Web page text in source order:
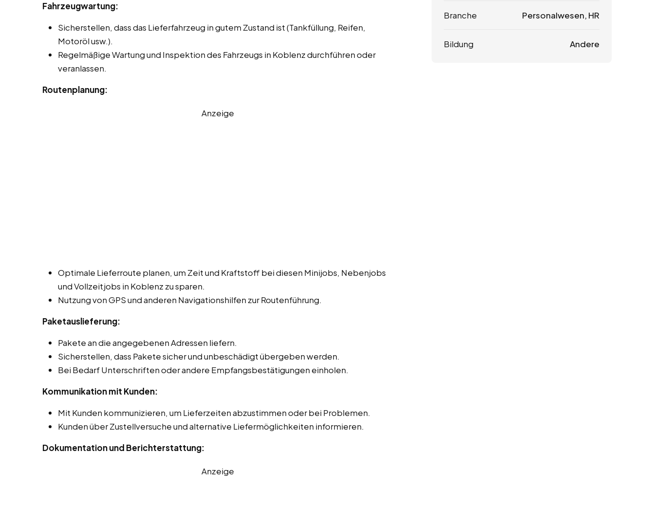
Fahrzeugwartung:
Sicherstellen, dass das Lieferfahrzeug in gutem Zustand ist (Tankfüllung, Reifen,
Motoröl usw.).
Regelmäßige Wartung und Inspektion des Fahrzeugs in Koblenz durchführen oder
veranlassen.
Routenplanung:
Anzeige
Optimale Lieferroute planen, um Zeit und Kraftstoff bei diesen Minijobs, Nebenjobs
und Vollzeitjobs in Koblenz zu sparen.
Nutzung von GPS und anderen Navigationshilfen zur Routenführung.
Paketauslieferung:
Pakete an die angegebenen Adressen liefern.
Sicherstellen, dass Pakete sicher und unbeschädigt übergeben werden.
Bei Bedarf Unterschriften oder andere Empfangsbestätigungen einholen.
Kommunikation mit Kunden:
Mit Kunden kommunizieren, um Lieferzeiten abzustimmen oder bei Problemen.
Kunden über Zustellversuche und alternative Liefermöglichkeiten informieren.
Dokumentation und Berichterstattung:
Anzeige
Branche Personalwesen, HR
Bildung Andere